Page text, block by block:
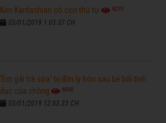
Kim Kardashian có con thứ tư 6270
03/01/2019 1:03:37 CH
'Em gái trà sữa' bị đồn ly hôn sau bê bối tình
dục của chồng
6590
03/01/2019 12:03:33 CH